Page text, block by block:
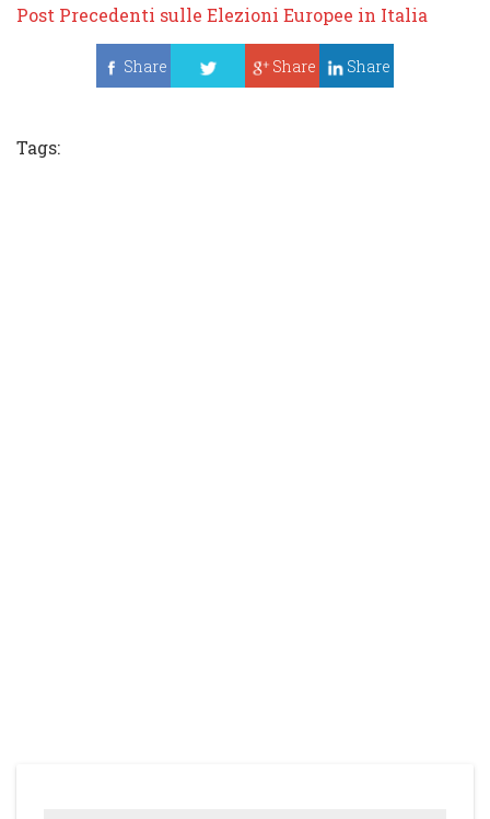
Post Precedenti sulle Elezioni Europee in Italia
Share
Share Share
Tags: